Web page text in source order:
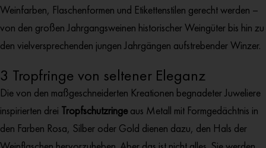
Weinfarben, Flaschenformen und Etikettenstilen gerecht werden –
von den großen Jahrgangsweinen historischer Weingüter bis hin zu
den vielversprechenden jungen Jahrgängen aufstrebender Winzer.
3 Tropfringe von seltener Eleganz
Die von den maßgeschneiderten Kreationen begnadeter Juweliere
inspirierten drei Tropfschutzringeaus Metall mit Formgedächtnis in
den Farben Rosa, Silber oder Gold dienen dazu, den Hals der